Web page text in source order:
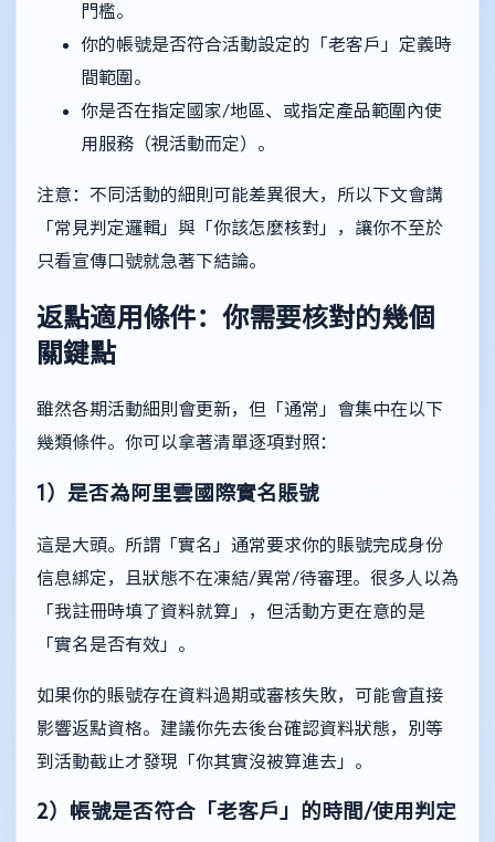
門檻。
你的帳號是否符合活動設定的「老客戶」定義時
間範圍。
你是否在指定國家/地區、或指定產品範圍內使
用服務（視活動而定）。
注意：不同活動的細則可能差異很大，所以下文會講
「常見判定邏輯」與「你該怎麼核對」，讓你不至於
只看宣傳口號就急著下結論。
返點適用條件：你需要核對的幾個
關鍵點
雖然各期活動細則會更新，但「通常」會集中在以下
幾類條件。你可以拿著清單逐項對照：
1）是否為阿里雲國際實名賬號
這是大頭。所謂「實名」通常要求你的賬號完成身份
信息綁定，且狀態不在凍結/異常/待審理。很多人以為
「我註冊時填了資料就算」，但活動方更在意的是
「實名是否有效」。
如果你的賬號存在資料過期或審核失敗，可能會直接
影響返點資格。建議你先去後台確認資料狀態，別等
到活動截止才發現「你其實沒被算進去」。
2）帳號是否符合「老客戶」的時間/使用判定